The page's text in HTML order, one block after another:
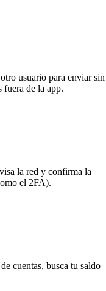
usuario para enviar sin
fuera de la app.
la red y confirma la
el 2FA).
cuentas, busca tu saldo